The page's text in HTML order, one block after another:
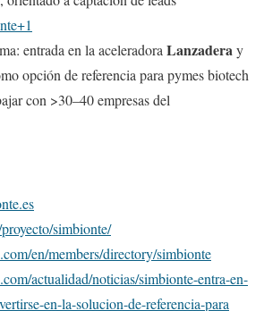
entrada en la aceleradoraLanzaderay
opción de referencia para pymes biotech
con >30–40 empresas del
simbionte/
en/members/directory/simbionte
actualidad/noticias/simbionte-entra-en-
en-la-solucion-de-referencia-para